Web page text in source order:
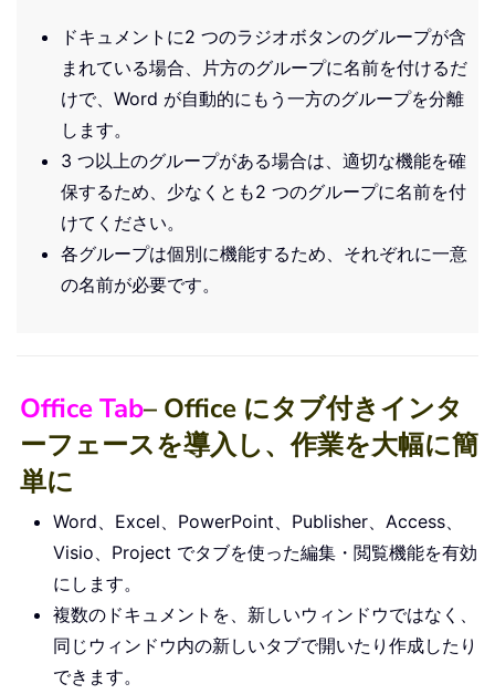
ドキュメントに2 つのラジオボタンのグループが含
まれている場合、片方のグループに名前を付けるだ
けで、Word が自動的にもう一方のグループを分離
します。
3 つ以上のグループがある場合は、適切な機能を確
保するため、少なくとも2 つのグループに名前を付
けてください。
各グループは個別に機能するため、それぞれに一意
の名前が必要です。
Office Tab– Office にタブ付きインタ
ーフェースを導入し、作業を大幅に簡
単に
Word、Excel、PowerPoint、Publisher、Access、
Visio、Project でタブを使った編集・閲覧機能を有効
にします。
複数のドキュメントを、新しいウィンドウではなく、
同じウィンドウ内の新しいタブで開いたり作成したり
できます。